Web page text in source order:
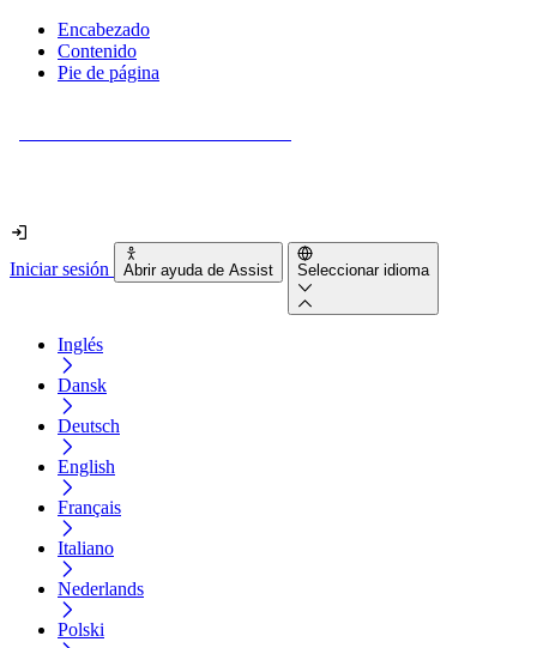
Encabezado
Contenido
Pie de página
Iniciar sesión Abrir ayuda de Assist Seleccionar idioma
Inglés
Dansk
Deutsch
English
Français
Italiano
Nederlands
Polski